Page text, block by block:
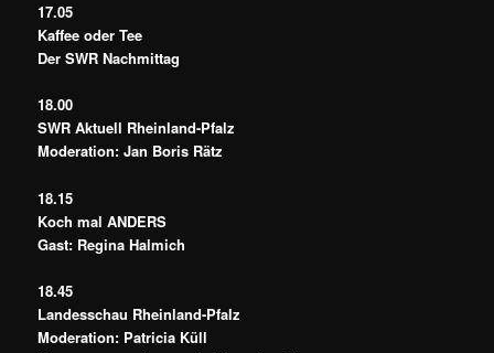
17.05
Kaffee oder Tee
Der SWR Nachmittag
18.00
SWR Aktuell Rheinland-Pfalz
Moderation: Jan Boris Rätz
18.15
Koch mal ANDERS
Gast: Regina Halmich
18.45
Landesschau Rheinland-Pfalz
Moderation: Patricia Küll